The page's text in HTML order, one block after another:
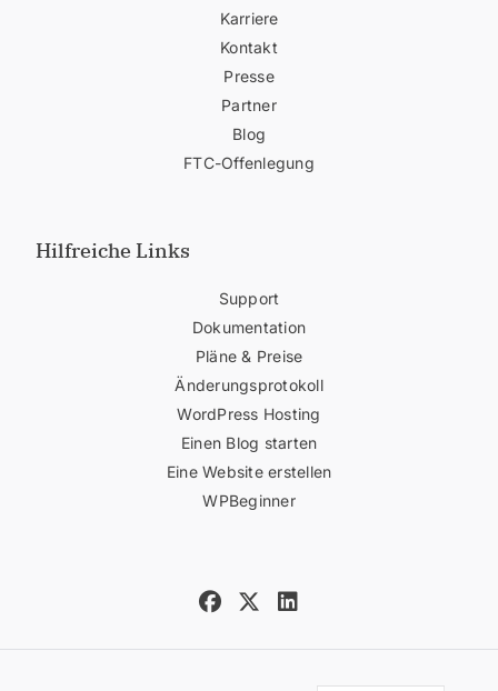
Karriere
Kontakt
Presse
Partner
Blog
FTC-Offenlegung
Hilfreiche Links
Support
Dokumentation
Pläne & Preise
Änderungsprotokoll
WordPress Hosting
Einen Blog starten
Eine Website erstellen
WPBeginner